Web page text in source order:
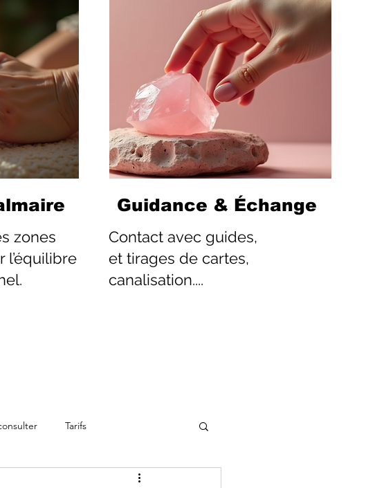
zones
l’équilibre
Contact avec guides,
et tirages de cartes,
canalisation....
Guidance & Échange
Tarifs